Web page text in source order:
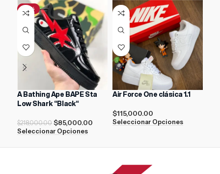
-61%
A Bathing Ape BAPE Sta
Low Shark “Black“
$218,000.00 $85,000.00
Seleccionar Opciones
Air Force One clásica 1.1
$115,000.00
Seleccionar Opciones